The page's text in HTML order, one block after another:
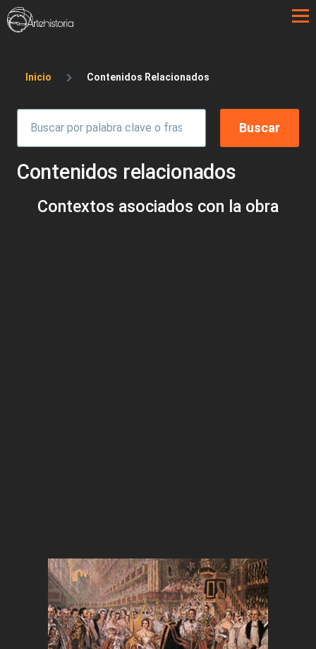
Pasar al contenido principal
Sobrescribir enlaces de ayuda a la
Inicio Contenidos Relacionados
Contenidos relacionados
Contextos asociados con la obra